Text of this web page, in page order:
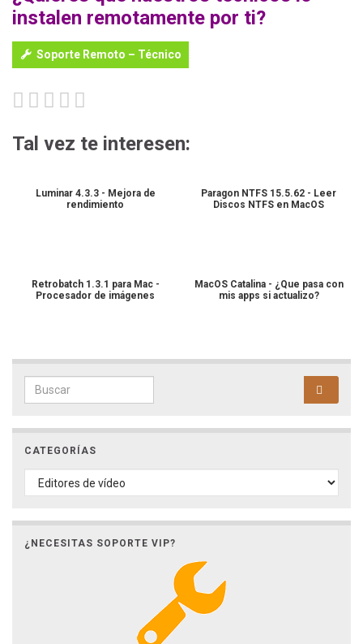
instalen remotamente por ti?
Soporte Remoto – Técnico
Tal vez te interesen:
Luminar 4.3.3 - Mejora de
rendimiento
Paragon NTFS 15.5.62 - Leer
Discos NTFS en MacOS
Retrobatch 1.3.1 para Mac -
Procesador de imágenes
MacOS Catalina - ¿Que pasa con
mis apps si actualizo?
Search for:
CATEGORÍAS
CATEGORÍAS
¿NECESITAS SOPORTE VIP?